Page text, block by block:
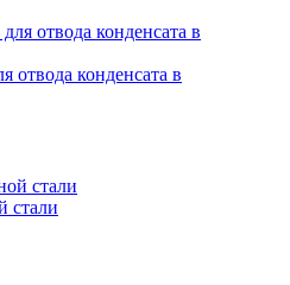
отвода конденсата в
стали